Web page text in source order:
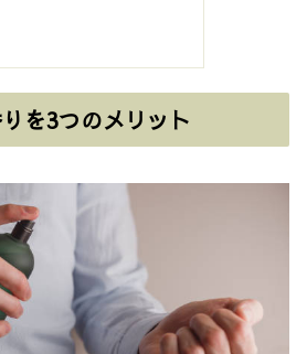
を3つのメリット